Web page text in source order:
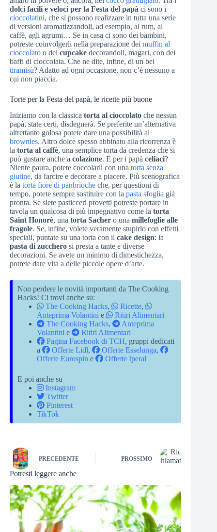
dolci facili e veloci per la Festa del papà ci sono i
cioccolatini, che si possono realizzare in tutta una serie
di versioni aromatizzandoli, ad esempio, al rum, al
caffè, agli agrumi… Se in casa ci sono dei bambini,
potreste coinvolgerli nella preparazione dei muffin al
cioccolato o dei cupcake decorandoli, magari, con dei
baffi di cioccolata. Che ne dite, infine, di un bel
tiramisù? Adatto ad ogni occasione, non c’è nessuno a
cui non piaccia.
Torte per la Festa del papà, le ricette più buone
Iniziamo con la classica torta al cioccolato che nessun
papà, state certi, disdegnerà. Se preferite un’alternativa
altrettanto golosa potete dare una possibilità ai
brownies. Altro dolce spesso abbinato alla ricorrenza è
la torta al caffè, una semplice torta da credenza che si
può gustare anche a colazione. E per i papà celiaci?
Niente paura, potete coccolarli con una torta senza
glutine, da farcire e decorare a piacere. Più scenografica
è la torta fiore di panbrioche che, per questioni di
tempo, potete sempre sostituire con la pasta sfoglia già
pronta. Se siete pasticceri provetti potreste portare in
tavola un qualcosa di più impegnativo come la torta
Saint Honorè, una torta Sacher o una millefoglie alle
fragole. Se, infine, volete veramente stupirlo con effetti
speciali, puntate su una torta con il cake design: la
pasta di zucchero si presta a tante e diverse
decorazioni. Se avete un minimo di dimestichezza,
potrete dare vita a delle piccole opere d’arte.
Non perdere le novità importanti da The Cooking
Hacks! Ci trovi anche su:
The Cooking Hacks, Ricette,
Anteprima Volantini e
Ritiri Alimentari
The Cooking Hacks,
Anteprima
Volantini e
Ritiri Alimentari
Pagina Facebook di TCH, gruppi dedicati
a
Offerte Lidl, Offerte Esselunga,
Offerte Eurospin e Offerte Iperal
E poi anche su
Instagram
Twitter
Pinterest
TikTok
PRECEDENTE PROSSIMO
Potresti leggere anche